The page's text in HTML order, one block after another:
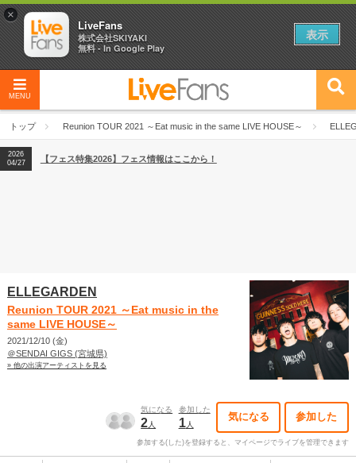
MENU
トップ Reunion TOUR 2021 ～Eat music in the same LIVE HOUSE～
2026
04/27
2026
【ライブ動員ランキング】2026年上半期編発表！
2026
04/27
【フェス特集2026】フェス情報はここから！
ELLEGARDEN
Reunion TOUR 2021 ～Eat music in the
same LIVE HOUSE～
2021/12/10 (金)
＠SENDAI GIGS (宮城県)
» 他の出演アーティストを見る
気になる
2人
参加した
1人
気になる 参加した
参加する(した)を登録すると、マイページでライブを管理できます
×
LiveFans
株式会社SKIYAKI
無料 - In Google Play
表示